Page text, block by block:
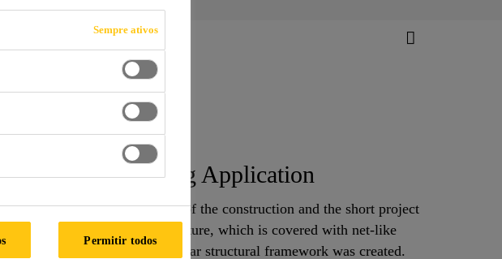
Module Bonding Application
is unique by the design of the construction and the short project
With the curved beam structure, which is covered with net-like
steel tubes a completely irregular structural framework was created.
Sempre ativos
Permitir todos